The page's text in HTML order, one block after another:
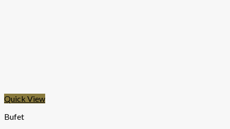
Quick View
Bufet